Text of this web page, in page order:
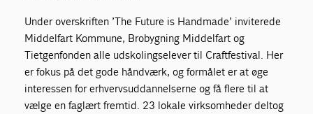
Under overskriften ’The Future is Handmade’ inviterede
Middelfart Kommune, Brobygning Middelfart og
Tietgenfonden alle udskolingselever til Craftfestival. Her
er fokus på det gode håndværk, og formålet er at øge
interessen for erhvervsuddannelserne og få flere til at
vælge en faglært fremtid. 23 lokale virksomheder deltog